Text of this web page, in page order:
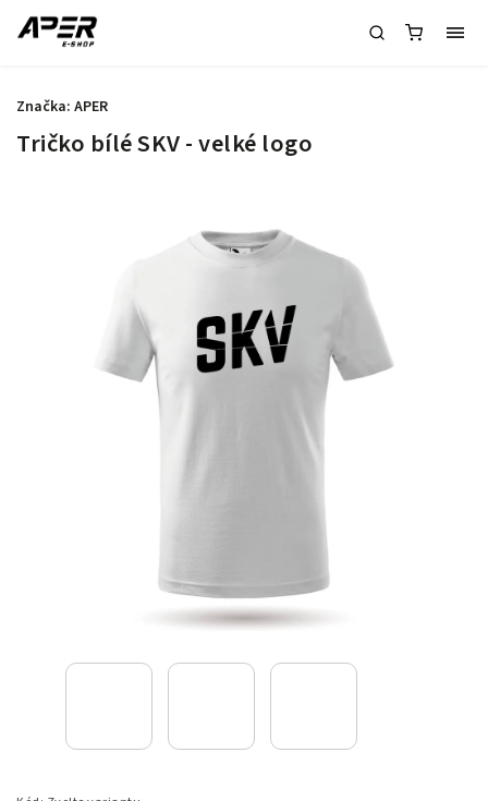
Tričko bílé SKV - velké logo
Značka: APER